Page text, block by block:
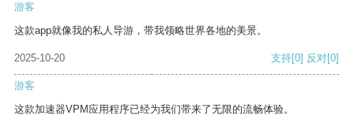
游客
这款app就像我的私人导游，带我领略世界各地的美景。
2025-10-20 支持[0] 反对[0]
游客
这款加速器VPM应用程序已经为我们带来了无限的流畅体验。